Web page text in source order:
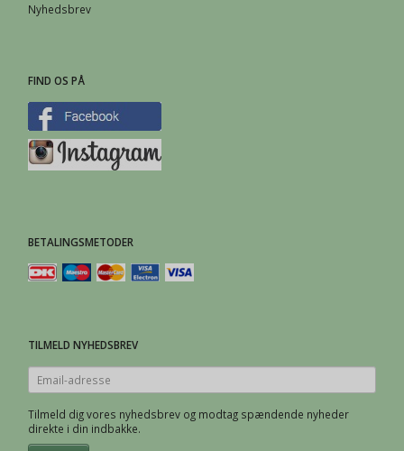
Nyhedsbrev
FIND OS PÅ
BETALINGSMETODER
TILMELD NYHEDSBREV
Email-
adresse
Tilmeld dig vores nyhedsbrev og modtag spændende nyheder
direkte i din indbakke.